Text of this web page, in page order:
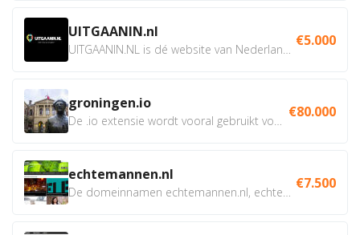
UITGAANIN.nl €5.000
groningen.io €80.000
echtemannen.nl €7.500